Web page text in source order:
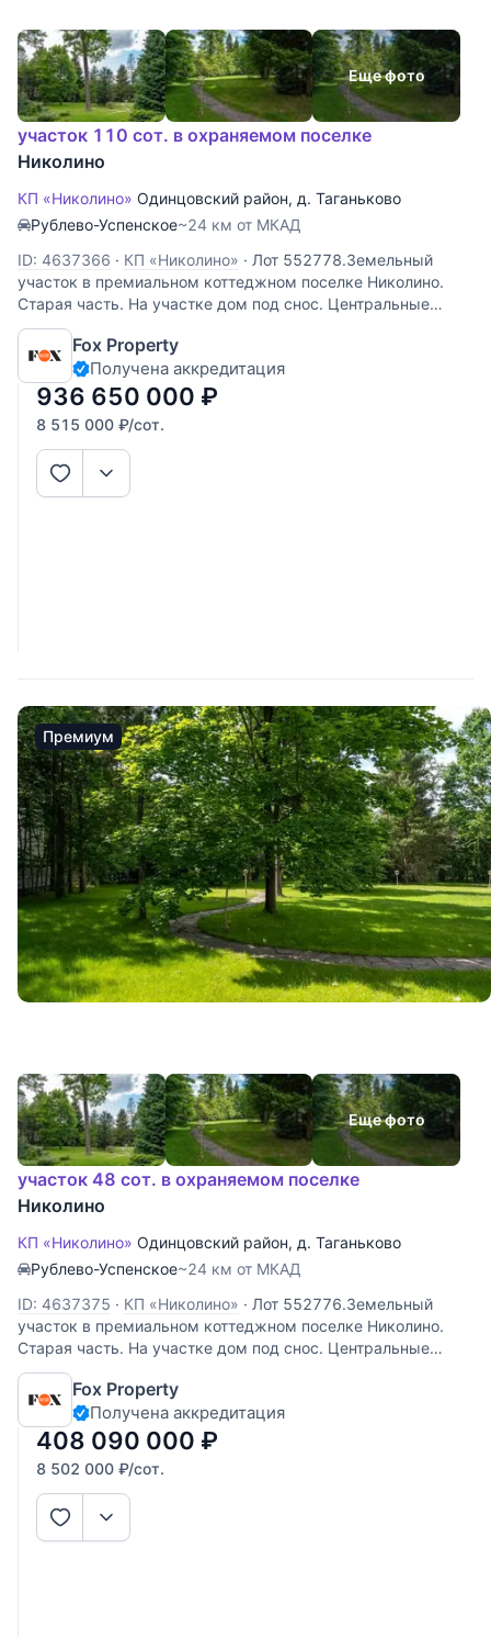
Еще фото
участок 110 сот. в охраняемом поселке
Николино
КП «Николино» Одинцовский район, д. Таганьково
Рублево-Успенское~24 км от МКАД
ID: 4637366 · КП «Николино» · Лот 552778.Земельный
участок в премиальном коттеджном поселке Николино.
Старая часть. На участке дом под снос. Центральные
коммуникации.
Fox Property
Получена аккредитация
936 650 000 ₽
8 515 000 ₽/сот.
Премиум
Еще фото
участок 48 сот. в охраняемом поселке
Николино
КП «Николино» Одинцовский район, д. Таганьково
Рублево-Успенское~24 км от МКАД
ID: 4637375 · КП «Николино» · Лот 552776.Земельный
участок в премиальном коттеджном поселке Николино.
Старая часть. На участке дом под снос. Центральные
коммуникации.
Fox Property
Получена аккредитация
408 090 000 ₽
8 502 000 ₽/сот.